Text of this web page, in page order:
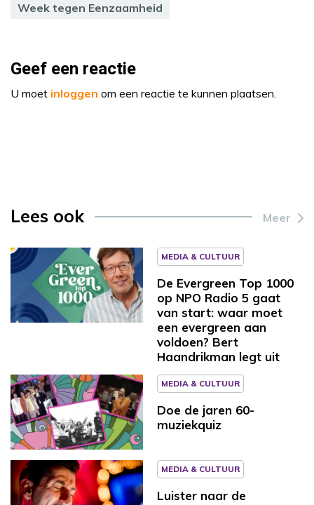
Week tegen Eenzaamheid
Geef een reactie
U moet inloggen om een reactie te kunnen plaatsen.
Lees ook Meer
MEDIA & CULTUUR
De Evergreen Top 1000
op NPO Radio 5 gaat
van start: waar moet
een evergreen aan
voldoen? Bert
Haandrikman legt uit
MEDIA & CULTUUR
Doe de jaren 60-
muziekquiz
MEDIA & CULTUUR
Luister naar de